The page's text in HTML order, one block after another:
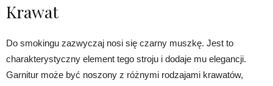
Krawat
Do smokingu zazwyczaj nosi się czarny muszkę. Jest to
charakterystyczny element tego stroju i dodaje mu elegancji.
Garnitur może być noszony z różnymi rodzajami krawatów,